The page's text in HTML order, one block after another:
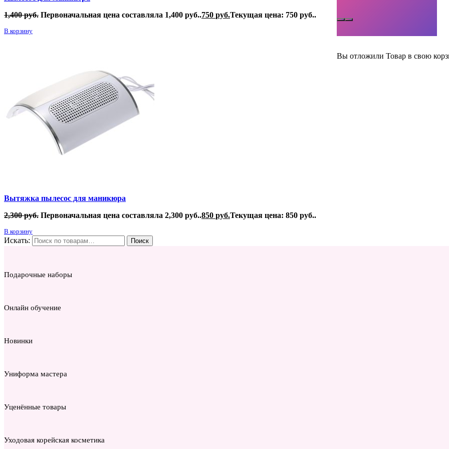
Вы отложили Товар в свою
1,400руб. Первоначальная цена составляла 1,400 руб..750 руб.Текущая цена: 750 руб..
В корзину
Вытяжка пылесос для маникюра
2,300руб. Первоначальная цена составляла 2,300 руб..850 руб.Текущая цена: 850 руб..
В корзину
Искать: Поиск
Подарочные наборы
Онлайн обучение
Новинки
Униформа мастера
Уценённые товары
Уходовая корейская косметика